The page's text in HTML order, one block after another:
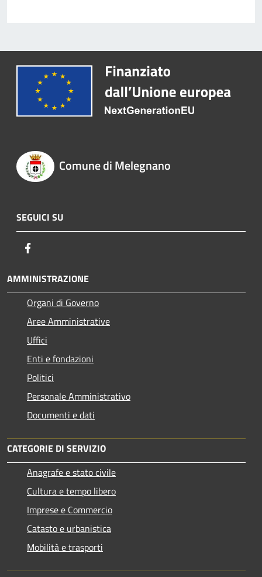
Comune di Melegnano
SEGUICI SU
AMMINISTRAZIONE
Organi di Governo
Aree Amministrative
Uffici
Enti e fondazioni
Politici
Personale Amministrativo
Documenti e dati
CATEGORIE DI SERVIZIO
Anagrafe e stato civile
Cultura e tempo libero
Imprese e Commercio
Catasto e urbanistica
Mobilità e trasporti